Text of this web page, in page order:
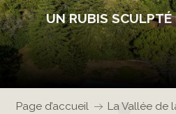
UN RUBIS SCULPTÉ
Page d’accueil
La Vallée de